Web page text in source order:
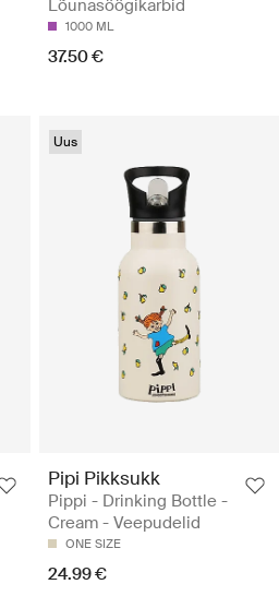
Lõunasöögikarbid
1000 ML
37.50 €
Uus
Pipi Pikksukk
Pippi - Drinking Bottle -
Cream - Veepudelid
ONE SIZE
24.99 €